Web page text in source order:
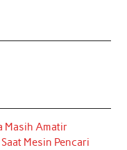
Masih Amatir
Mesin Pencari